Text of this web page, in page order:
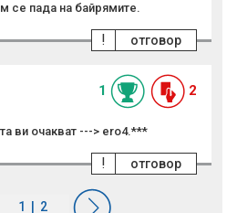
се пада на байрямите.
отговор
!
1 2
ви очакват ---> ero4.***
отговор
!